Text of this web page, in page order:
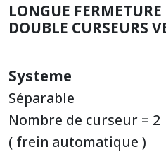
LONGUE FERMETURE
DOUBLE CURSEURS
Systeme
Séparable
Nombre de curseur =
( frein automatique )